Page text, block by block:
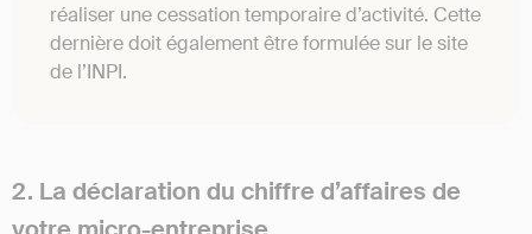
réaliser une cessation temporaire d’activité. Cette
dernière doit également être formulée sur le site
de l’INPI.
2. La déclaration du chiffre d’affaires de